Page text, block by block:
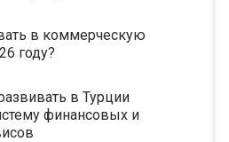
в коммерческую
году?
в Турции
финансовых и